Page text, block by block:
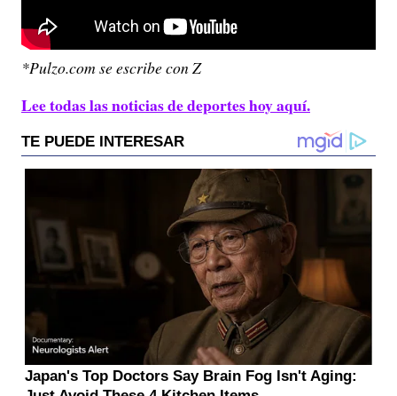
*Pulzo.com se escribe con Z
Lee todas las noticias de deportes hoy aquí.